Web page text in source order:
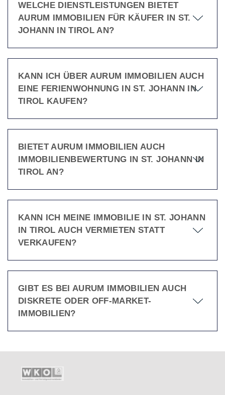
WELCHE DIENSTLEISTUNGEN BIETET
AURUM IMMOBILIEN FÜR KÄUFER IN ST.
JOHANN IN TIROL AN?
KANN ICH ÜBER AURUM IMMOBILIEN AUCH
EINE FERIENWOHNUNG IN ST. JOHANN IN
TIROL KAUFEN?
BIETET AURUM IMMOBILIEN AUCH
IMMOBILIENBEWERTUNG IN ST. JOHANN IN
TIROL AN?
KANN ICH MEINE IMMOBILIE IN ST. JOHANN
IN TIROL AUCH VERMIETEN STATT
VERKAUFEN?
GIBT ES BEI AURUM IMMOBILIEN AUCH
DISKRETE ODER OFF-MARKET-
IMMOBILIEN?